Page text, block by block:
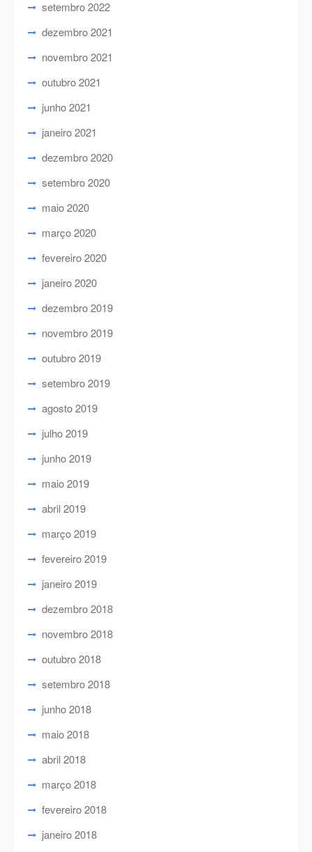
setembro 2022
dezembro 2021
novembro 2021
outubro 2021
junho 2021
janeiro 2021
dezembro 2020
setembro 2020
maio 2020
março 2020
fevereiro 2020
janeiro 2020
dezembro 2019
novembro 2019
outubro 2019
setembro 2019
agosto 2019
julho 2019
junho 2019
maio 2019
abril 2019
março 2019
fevereiro 2019
janeiro 2019
dezembro 2018
novembro 2018
outubro 2018
setembro 2018
junho 2018
maio 2018
abril 2018
março 2018
fevereiro 2018
janeiro 2018